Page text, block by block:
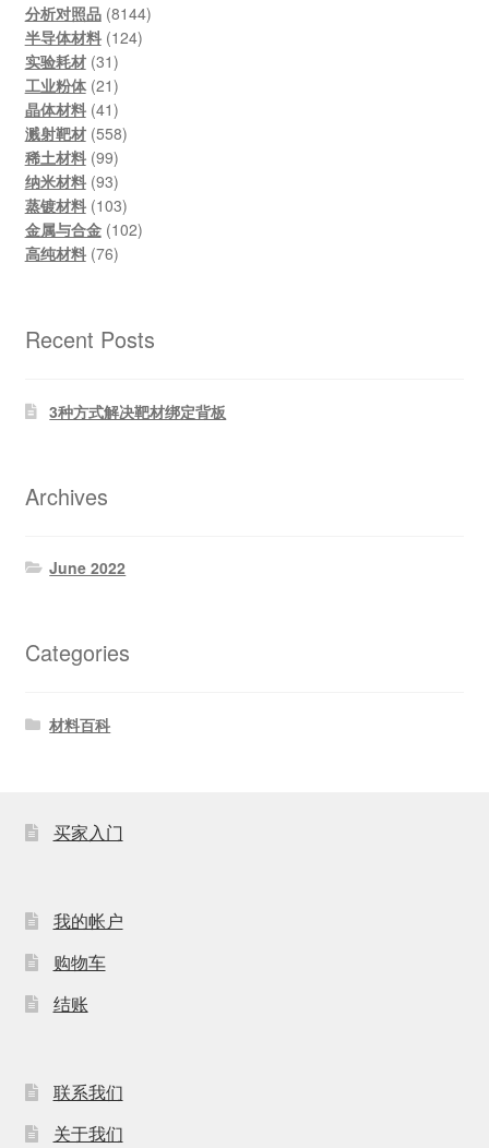
分析对照品 81448144
半导体材料 124124
实验耗材 3131
products
工业粉体 2121
products
晶体材料 4141
products
溅射靶材 558558
稀土材料 9999
products
纳米材料 9393
products
蒸镀材料 103103
products
金属与合金 102102
高纯材料 7676
Recent Posts
3种方式解决靶材绑定背板
Archives
June 2022
Categories
材料百科
买家入门
我的帐户
购物车
结账
联系我们
关于我们